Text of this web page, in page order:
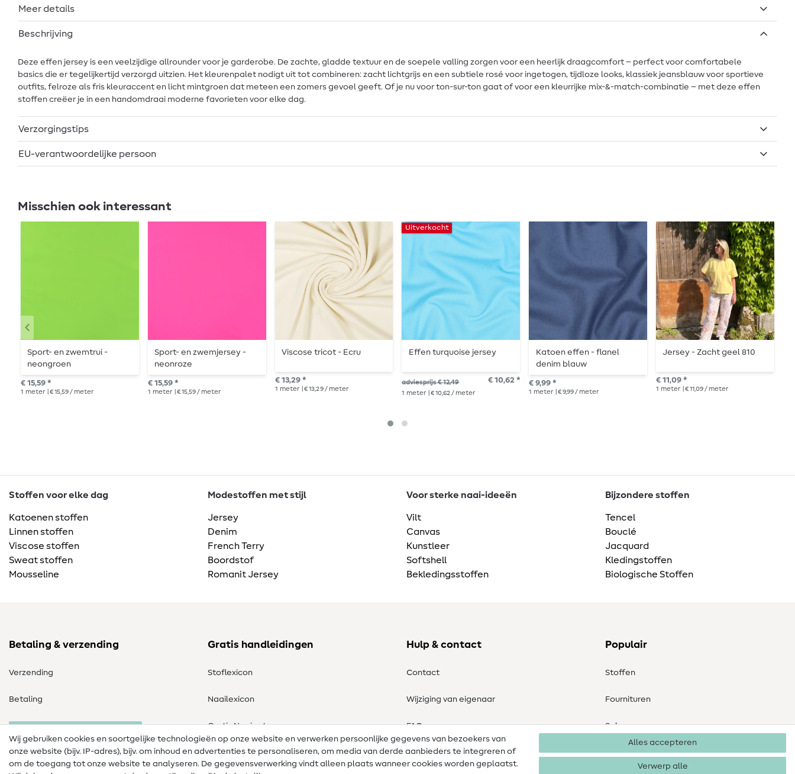
Meer details
Beschrijving
Deze effen jersey is een veelzijdige allrounder voor je garderobe. De zachte, gladde textuur en de soepele valling zorgen voor een heerlijk draagcomfort – perfect voor comfortabele
basics die er tegelijkertijd verzorgd uitzien. Het kleurenpalet nodigt uit tot combineren: zacht lichtgrijs en een subtiele rosé voor ingetogen, tijdloze looks, klassiek jeansblauw voor sportieve
outfits, felroze als fris kleuraccent en licht mintgroen dat meteen een zomers gevoel geeft. Of je nu voor ton-sur-ton gaat of voor een kleurrijke mix-&-match-combinatie – met deze effen
stoffen creëer je in een handomdraai moderne favorieten voor elke dag.
Verzorgingstips
EU-verantwoordelijke persoon
Misschien ook interessant
Sport- en zwemtrui -
neongroen
€ 15,59 *
1 meter | € 15,59 / meter
Sport- en zwemjersey -
neonroze
€ 15,59 *
1 meter | € 15,59 / meter
Viscose tricot - Ecru
€ 13,29 *
1 meter | € 13,29 / meter
Uitverkocht
Effen turquoise jersey
adviesprijs € 12,49 € 10,62 *
1 meter | € 10,62 / meter
Katoen effen - flanel
denim blauw
€ 9,99 *
1 meter | € 9,99 / meter
Jersey - Zacht geel 810
€ 11,09 *
1 meter | € 11,09 / meter
Stoffen voor elke dag
Katoenen stoffen
Linnen stoffen
Viscose stoffen
Sweat stoffen
Mousseline
Modestoffen met stijl
Jersey
Denim
French Terry
Boordstof
Romanit Jersey
Voor sterke naai-ideeën
Vilt
Canvas
Kunstleer
Softshell
Bekledingsstoffen
Bijzondere stoffen
Tencel
Bouclé
Jacquard
Kledingstoffen
Biologische Stoffen
Betaling & verzending
Verzending
Betaling
Gratis handleidingen
Stoflexicon
Naailexicon
Gratis Naaipatronen
Hulp & contact
Contact
Wijziging van eigenaar
FAQ
Herroepingsrecht
Populair
Stoffen
Fournituren
Sale
Wij gebruiken cookies en soortgelijke technologieën op onze website en verwerken persoonlijke gegevens van bezoekers van
onze website (bijv. IP-adres), bijv. om inhoud en advertenties te personaliseren, om media van derde aanbieders te integreren of
om de toegang tot onze website te analyseren. De gegevensverwerking vindt alleen plaats wanneer cookies worden geplaatst.
Alles accepteren
Verwerp alle